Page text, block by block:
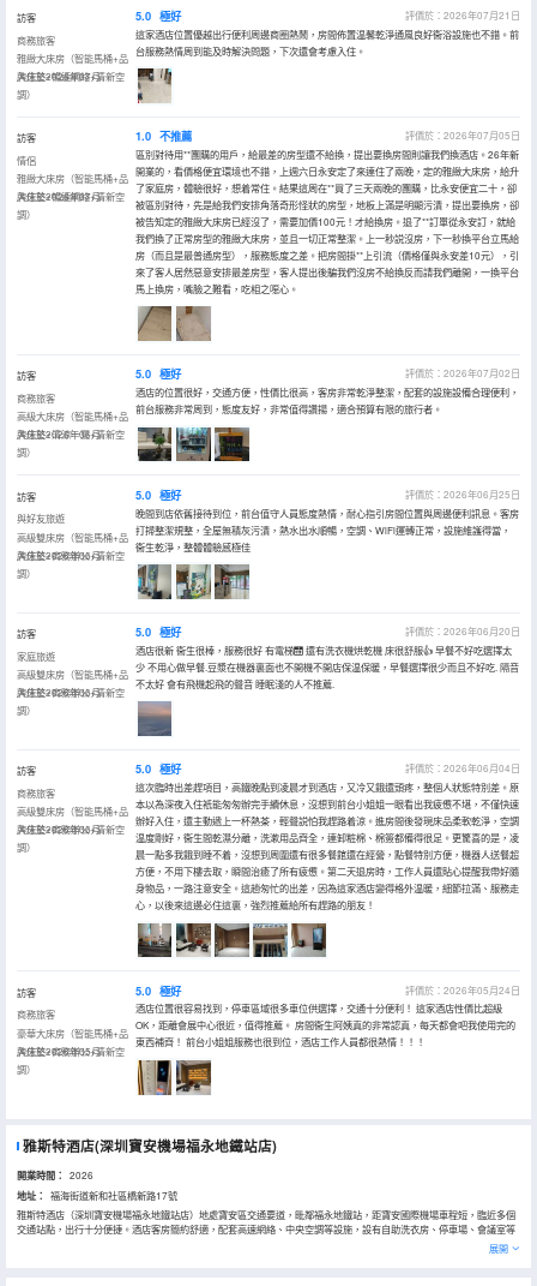
訪客
商務旅客
雅緻大床房（智能馬桶+品
牌床墊+暢速網絡+清新空
調）
入住於2026年07月
5.0 極好
評價於：2026年07月21日
這家酒店位置優越出行便利周邊商圈熱鬧，房間佈置温馨乾淨通風良好衞浴設施也不錯。前
台服務熱情周到能及時解決問題，下次還會考慮入住。
訪客
情侶
雅緻大床房（智能馬桶+品
牌床墊+暢速網絡+清新空
調）
入住於2026年07月
1.0 不推薦
評價於：2026年07月05日
區別對待用**團購的用戶，給最差的房型還不給換，提出要換房間則讓我們換酒店。26年新
開業的，看價格便宜環境也不錯，上週六日永安定了來連住了兩晚，定的雅緻大床房，給升
了家庭房，體驗很好，想着常住。結果這周在**買了三天兩晚的團購，比永安便宜二十，卻
被區別對待，先是給我們安排角落奇形怪狀的房型，地板上滿是明顯污漬，提出要換房，卻
被告知定的雅緻大床房已經沒了，需要加價100元！才給換房。退了**訂單從永安訂，就給
我們換了正常房型的雅緻大床房，並且一切正常整潔。上一秒説沒房，下一秒換平台立馬給
房（而且是最普通房型），服務態度之差。把房間掛**上引流（價格僅與永安差10元），引
來了客人居然惡意安排最差房型，客人提出後騙我們沒房不給換反而請我們離開，一換平台
馬上換房，嘴臉之難看，吃相之噁心。
訪客
商務旅客
高級大床房（智能馬桶+品
牌床墊+清涼一夏+清新空
調）
入住於2026年06月
5.0 極好
評價於：2026年07月02日
酒店的位置很好，交通方便，性價比很高，客房非常乾淨整潔，配套的設施設備合理便利，
前台服務非常周到，態度友好，非常值得讚揚，適合預算有限的旅行者。
訪客
與好友旅遊
高級雙床房（智能馬桶+品
牌床墊+商務辦公+清新空
調）
入住於2026年06月
5.0 極好
評價於：2026年06月25日
晚間到店依舊接待到位，前台值守人員態度熱情，耐心指引房間位置與周邊便利訊息。客房
打掃整潔規整，全屋無積灰污漬，熱水出水順暢，空調、WiFi運轉正常，設施維護得當，
衞生乾淨，整體體驗感極佳
訪客
家庭旅遊
高級雙床房（智能馬桶+品
牌床墊+商務辦公+清新空
調）
入住於2026年06月
5.0 極好
評價於：2026年06月20日
酒店很新 衞生很棒，服務很好 有電梯🛗 還有洗衣機烘乾機 床很舒服👍 早餐不好吃選擇太
少 不用心做早餐.豆漿在機器裏面也不開機不開店保温保暖，早餐選擇很少而且不好吃. 隔音
不太好 會有飛機起飛的聲音 睡眠淺的人不推薦.
訪客
商務旅客
高級雙床房（智能馬桶+品
牌床墊+商務辦公+清新空
調）
入住於2026年06月
5.0 極好
評價於：2026年06月04日
這次臨時出差趕項目，高鐵晚點到凌晨才到酒店，又冷又餓還頭疼，整個人狀態特別差。原
本以為深夜入住衹能匆匆辦完手續休息，沒想到前台小姐姐一眼看出我疲憊不堪，不僅快速
辦好入住，還主動遞上一杯熱茶，輕聲説怕我趕路着涼。進房間後發現床品柔軟乾淨，空調
温度剛好，衞生間乾濕分離，洗漱用品齊全，連卸粧棉、棉簽都備得很足。更驚喜的是，凌
晨一點多我餓到睡不着，沒想到周圍還有很多餐館還在經營，點餐特別方便，機器人送餐超
方便，不用下樓去取，瞬間治癒了所有疲憊。第二天退房時，工作人員還貼心提醒我帶好隨
身物品，一路注意安全。這趟匆忙的出差，因為這家酒店變得格外温暖，細節拉滿、服務走
心，以後來這邊必住這裏，強烈推薦給所有趕路的朋友！
訪客
商務旅客
豪華大床房（智能馬桶+品
牌床墊+商務辦公+清新空
調）
入住於2026年05月
5.0 極好
評價於：2026年05月24日
酒店位置很容易找到，停車區域很多車位供選擇，交通十分便利！ 這家酒店性價比超級
OK，距離會展中心很近，值得推薦。 房間衞生阿姨真的非常認真，每天都會吧我使用完的
東西補齊！ 前台小姐姐服務也很到位，酒店工作人員都很熱情！！！
雅斯特酒店(深圳寶安機場福永地鐵站店)
開業時間： 2026
地址：
福海街道新和社區橋新路17號
雅斯特酒店（深圳寶安機場福永地鐵站店）地處寶安區交通要道，毗鄰福永地鐵站，距寶安國際機場車程短，臨近多個
交通站點，出行十分便捷。酒店客房簡約舒適，配套高速網絡、中央空調等設施，設有自助洗衣房、停車場、會議室等
公共區域。酒店提供 24 小時前台、行李寄存、智能送物等貼心服務，性價比出眾，是機場中轉、商務出行及短途旅居
展開